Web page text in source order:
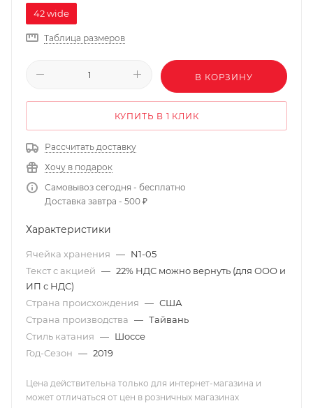
42 wide
Таблица размеров
В КОРЗИНУ
КУПИТЬ В 1 КЛИК
Рассчитать доставку
Хочу в подарок
Самовывоз сегодня - бесплатно
Доставка завтра - 500 ₽
Характеристики
Ячейка хранения — N1-05
Текст с акцией — 22% НДС можно вернуть (для ООО и
ИП с НДС)
Страна происхождения — США
Страна производства — Тайвань
Стиль катания — Шоссе
Год-Сезон — 2019
Цена действительна только для интернет-магазина и
может отличаться от цен в розничных магазинах